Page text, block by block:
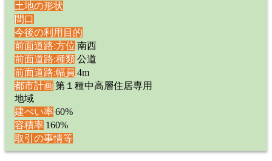
土地の形状
間口
今後の利用目的
前面道路:方位 南西
前面道路:種類 公道
前面道路:幅員 4m
都市計画 第１種中高層住居専用
地域
建ぺい率60%
容積率 160%
取引の事情等